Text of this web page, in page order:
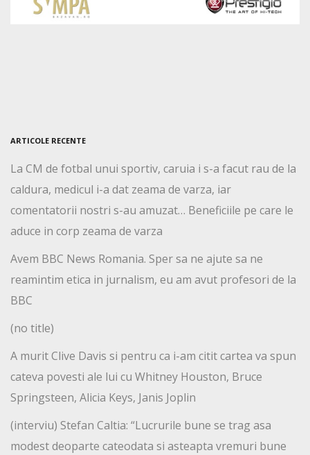
ARTICOLE RECENTE
La CM de fotbal unui sportiv, caruia i s-a facut rau de la
caldura, medicul i-a dat zeama de varza, iar
comentatorii nostri s-au amuzat… Beneficiile pe care le
aduce in corp zeama de varza
Avem BBC News Romania. Sper sa ne ajute sa ne
reamintim etica in jurnalism, eu am avut profesori de la
BBC
(no title)
A murit Clive Davis si pentru ca i-am citit cartea va spun
cateva povesti ale lui cu Whitney Houston, Bruce
Springsteen, Alicia Keys, Janis Joplin
(interviu) Stefan Caltia: “Lucrurile bune se trag asa
modest deoparte cateodata si asteapta vremuri bune